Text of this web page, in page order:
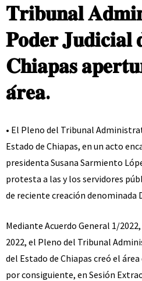
𝐓𝐫𝐢𝐛𝐮𝐧𝐚𝐥
𝐏𝐨𝐝𝐞𝐫 𝐉𝐮𝐝𝐢𝐜𝐢𝐚𝐥
𝐂𝐡𝐢𝐚𝐩𝐚𝐬
𝐚́𝐫𝐞𝐚.
• El Pleno del Tribunal
Estado de Chiapas, en un acto
presidenta Susana Sarmiento
protesta a las y los servidores
de reciente creación denominada
Mediante Acuerdo General 1/
2022, el Pleno del Tribunal
del Estado de Chiapas creó el
por consiguiente, en Sesión